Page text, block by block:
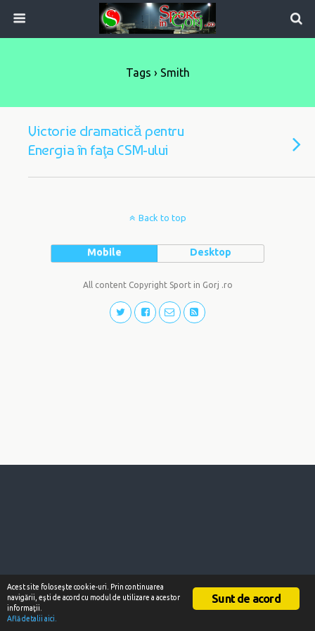
Tags › Smith
Victorie dramatică pentru
Energia în faţa CSM-ului
Back to top
Mobile Desktop
All content Copyright Sport in Gorj .ro
Sunt de acord
Acest site foloseşte cookie-uri. Prin continuarea
navigării, eşti de acord cu modul de utilizare a acestor
informaţii.
Află detalii aici.